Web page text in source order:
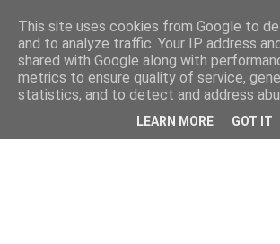
This site uses cookies from Google to
and to analyze traffic. Your IP address
shared with Google along with
metrics to ensure quality of service,
statistics, and to detect and address
LEARN MORE GOT IT